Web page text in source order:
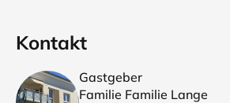
Kontakt
Gastgeber
Familie Familie Lange